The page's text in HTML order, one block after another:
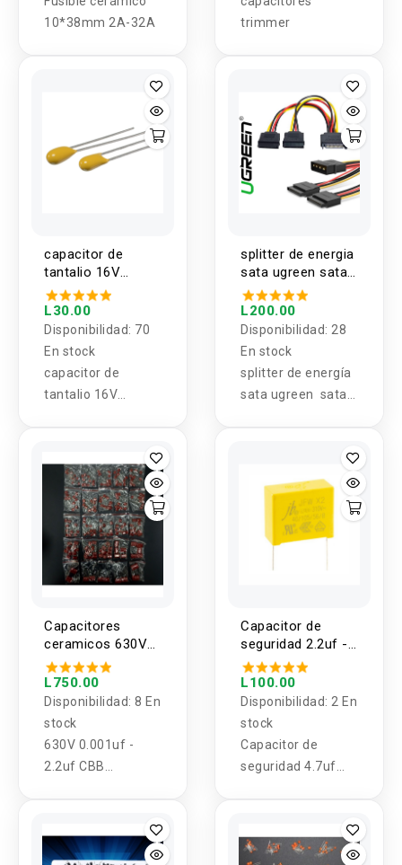
10*38mm 2A-32A
trimmer
capacitor de
tantalio 16V
4.7uf/22uf
L30.00
Disponibilidad: 70
En stock
capacitor de
tantalio 16V
splitter de energia
sata ugreen sata
4 / 15 pin a 15 pin
L200.00
Disponibilidad: 28
En stock
splitter de energía
sata ugreen sata 4
Capacitores
ceramicos 630V
25 valores 0.001uf
- 2.2uf (200
unidades)
L750.00
Disponibilidad: 8 En
stock
630V 0.001uf -
2.2uf CBB
valores 200pcs
Capacitor de
seguridad 2.2uf -
4.7uf 275 - 310
VAC 50/60 Hz
L100.00
Disponibilidad: 2 En
stock
Capacitor de
seguridad 4.7uf